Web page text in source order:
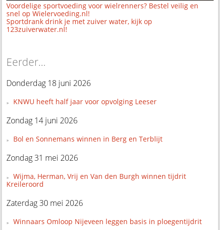
Voordelige sportvoeding voor wielrenners? Bestel veilig en
snel op Wielervoeding.nl!
Sportdrank drink je met zuiver water, kijk op
123zuiverwater.nl!
Eerder...
Donderdag 18 juni 2026
KNWU heeft half jaar voor opvolging Leeser
Zondag 14 juni 2026
Bol en Sonnemans winnen in Berg en Terblijt
Zondag 31 mei 2026
Wijma, Herman, Vrij en Van den Burgh winnen tijdrit
Kreileroord
Zaterdag 30 mei 2026
Winnaars Omloop Nijeveen leggen basis in ploegentijdrit